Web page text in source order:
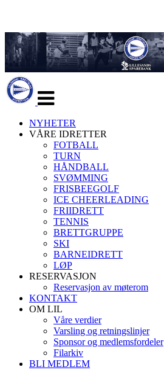
navigasjon
NYHETER
VÅRE IDRETTER
FOTBALL
TURN
HÅNDBALL
SVØMMING
FRISBEEGOLF
ICE CHEERLEADING
FRIIDRETT
TENNIS
BRETTGRUPPE
SKI
BARNEIDRETT
LØP
RESERVASJON
Reservasjon av møterom
KONTAKT
OM LIL
Våre verdier
Varsling og retningslinjer
Sponsor og medlemsfordeler
Filarkiv
BLI MEDLEM